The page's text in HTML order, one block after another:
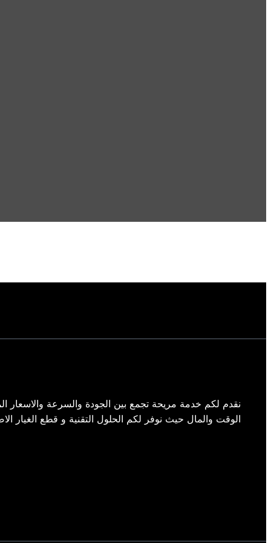
نقدم لكم خدمة مريحة تجمع بين الجودة والسرعة والاسعار
الوقت والمال حيث نوفر لكم الحلول التقنية و قطع الغيار